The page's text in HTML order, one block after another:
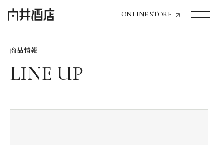
ONLINE STORE
飲食店経営のお客様
商品情報